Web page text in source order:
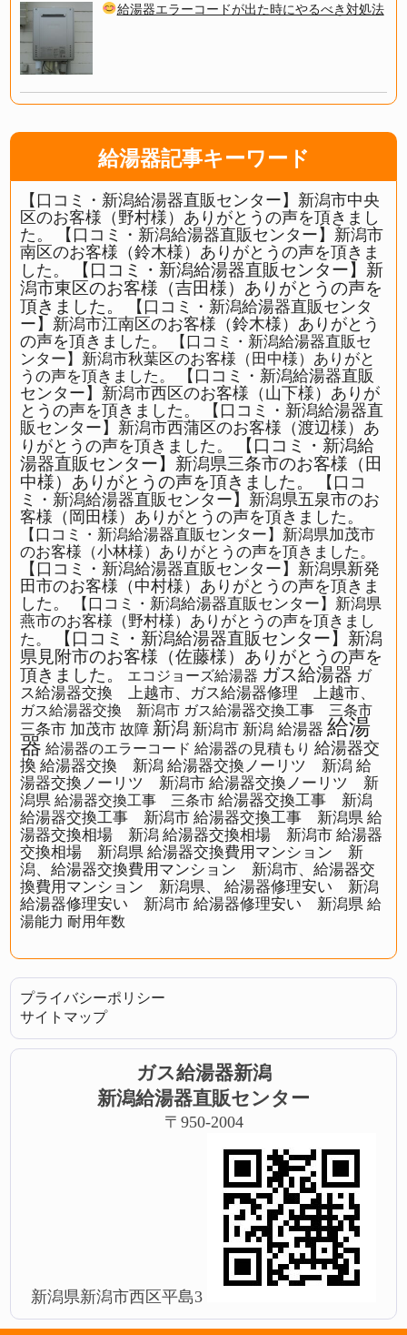
給湯器エラーコードが出た時にやるべき対処法
給湯器記事キーワード
【口コミ・新潟給湯器直販センター】新潟市中央
区のお客様（野村様）ありがとうの声を頂きまし
た。
【口コミ・新潟給湯器直販センター】新潟市
南区のお客様（鈴木様）ありがとうの声を頂きま
した。
【口コミ・新潟給湯器直販センター】新
潟市東区のお客様（吉田様）ありがとうの声を
頂きました。
【口コミ・新潟給湯器直販センタ
ー】新潟市江南区のお客様（鈴木様）ありがとう
の声を頂きました。
【口コミ・新潟給湯器直販セ
ンター】新潟市秋葉区のお客様（田中様）ありがと
うの声を頂きました。
【口コミ・新潟給湯器直販
センター】新潟市西区のお客様（山下様）ありが
とうの声を頂きました。
【口コミ・新潟給湯器直
販センター】新潟市西蒲区のお客様（渡辺様）あ
りがとうの声を頂きました。
【口コミ・新潟給
湯器直販センター】新潟県三条市のお客様（田
中様）ありがとうの声を頂きました。
【口コ
ミ・新潟給湯器直販センター】新潟県五泉市のお
客様（岡田様）ありがとうの声を頂きました。
【口コミ・新潟給湯器直販センター】新潟県加茂市
のお客様（小林様）ありがとうの声を頂きました。
【口コミ・新潟給湯器直販センター】新潟県新発
田市のお客様（中村様）ありがとうの声を頂きま
した。
【口コミ・新潟給湯器直販センター】新潟県
燕市のお客様（野村様）ありがとうの声を頂きまし
た。
【口コミ・新潟給湯器直販センター】新潟
県見附市のお客様（佐藤様）ありがとうの声を
頂きました。
エコジョーズ給湯器 ガス給湯器 ガ
ス給湯器交換 上越市、ガス給湯器修理 上越市、
ガス給湯器交換 新潟市 ガス給湯器交換工事 三条市
三条市 加茂市 故障 新潟 新潟市 新潟 給湯器 給湯
器 給湯器のエラーコード 給湯器の見積もり 給湯器交
換 給湯器交換 新潟 給湯器交換ノーリツ 新潟 給
湯器交換ノーリツ 新潟市 給湯器交換ノーリツ 新
潟県 給湯器交換工事 三条市 給湯器交換工事 新潟
給湯器交換工事 新潟市 給湯器交換工事 新潟県 給
湯器交換相場 新潟 給湯器交換相場 新潟市 給湯器
交換相場 新潟県 給湯器交換費用マンション 新
潟、給湯器交換費用マンション 新潟市、給湯器交
換費用マンション 新潟県、
給湯器修理安い 新潟
給湯器修理安い 新潟市 給湯器修理安い 新潟県 給
湯能力 耐用年数
プライバシーポリシー
サイトマップ
ガス給湯器新潟
新潟給湯器直販センター
〒950-2004
新潟県新潟市西区平島3